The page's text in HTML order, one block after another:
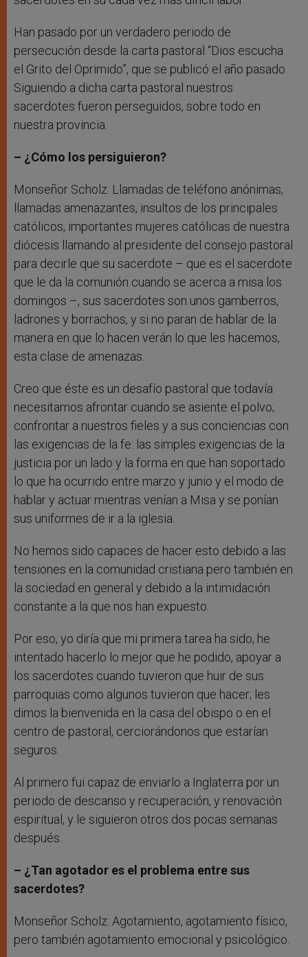
Han pasado por un verdadero periodo de
persecución desde la carta pastoral “Dios escucha
el Grito del Oprimido”, que se publicó el año pasado.
Siguiendo a dicha carta pastoral nuestros
sacerdotes fueron perseguidos, sobre todo en
nuestra provincia.
– ¿Cómo los persiguieron?
Monseñor Scholz: Llamadas de teléfono anónimas,
llamadas amenazantes, insultos de los principales
católicos, importantes mujeres católicas de nuestra
diócesis llamando al presidente del consejo pastoral
para decirle que su sacerdote – que es el sacerdote
que le da la comunión cuando se acerca a misa los
domingos –, sus sacerdotes son unos gamberros,
ladrones y borrachos, y si no paran de hablar de la
manera en que lo hacen verán lo que les hacemos,
esta clase de amenazas.
Creo que éste es un desafío pastoral que todavía
necesitamos afrontar cuando se asiente el polvo;
confrontar a nuestros fieles y a sus conciencias con
las exigencias de la fe: las simples exigencias de la
justicia por un lado y la forma en que han soportado
lo que ha ocurrido entre marzo y junio y el modo de
hablar y actuar mientras venían a Misa y se ponían
sus uniformes de ir a la iglesia.
No hemos sido capaces de hacer esto debido a las
tensiones en la comunidad cristiana pero también en
la sociedad en general y debido a la intimidación
constante a la que nos han expuesto.
Por eso, yo diría que mi primera tarea ha sido, he
intentado hacerlo lo mejor que he podido, apoyar a
los sacerdotes cuando tuvieron que huir de sus
parroquias como algunos tuvieron que hacer; les
dimos la bienvenida en la casa del obispo o en el
centro de pastoral, cerciorándonos que estarían
seguros.
Al primero fui capaz de enviarlo a Inglaterra por un
periodo de descanso y recuperación, y renovación
espiritual, y le siguieron otros dos pocas semanas
después.
– ¿Tan agotador es el problema entre sus
sacerdotes?
Monseñor Scholz: Agotamiento, agotamiento físico,
pero también agotamiento emocional y psicológico.